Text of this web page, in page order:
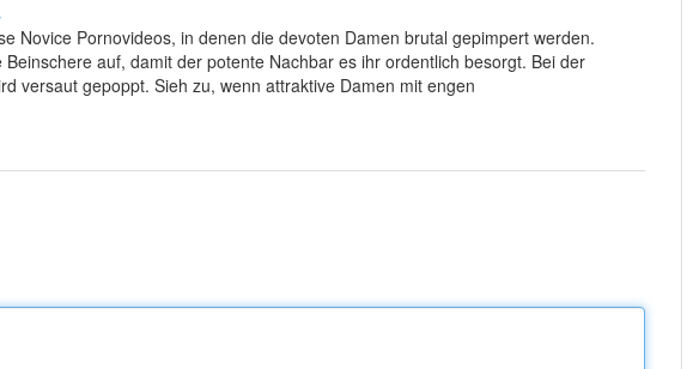
Novice Pornovideos, in denen die devoten Damen brutal gepimpert werden.
auf, damit der potente Nachbar es ihr ordentlich besorgt. Bei der
versaut gepoppt. Sieh zu, wenn attraktive Damen mit engen